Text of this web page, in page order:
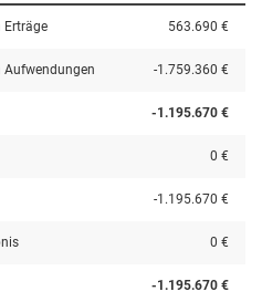
Erträge 563.690 €
Aufwendungen -1.759.360 €
-1.195.670 €
0 €
-1.195.670 €
0 €
-1.195.670 €